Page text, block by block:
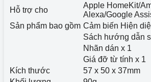
Hỗ trợ cho
Apple HomeKit/
Alexa/Google
Sản phẩm bao gồm Cảm biến Hiện
Sách hướng dẫn
Nhãn dán x 1
Giá đỡ từ tính x 1
Kích thước
57 x 50 x 37mm